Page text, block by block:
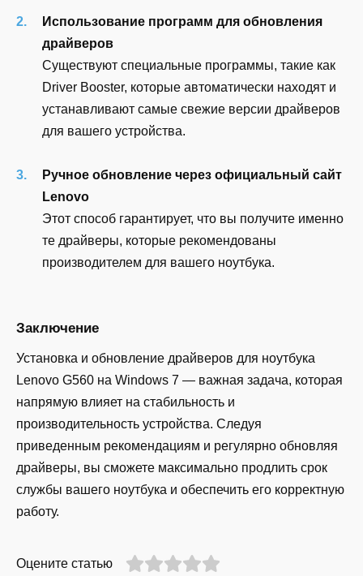
Использование программ для обновления
драйверов
Существуют специальные программы, такие как
Driver Booster, которые автоматически находят и
устанавливают самые свежие версии драйверов
для вашего устройства.
Ручное обновление через официальный сайт
Lenovo
Этот способ гарантирует, что вы получите именно
те драйверы, которые рекомендованы
производителем для вашего ноутбука.
Заключение
Установка и обновление драйверов для ноутбука
Lenovo G560 на Windows 7 — важная задача, которая
напрямую влияет на стабильность и
производительность устройства. Следуя
приведенным рекомендациям и регулярно обновляя
драйверы, вы сможете максимально продлить срок
службы вашего ноутбука и обеспечить его корректную
работу.
Оцените статью